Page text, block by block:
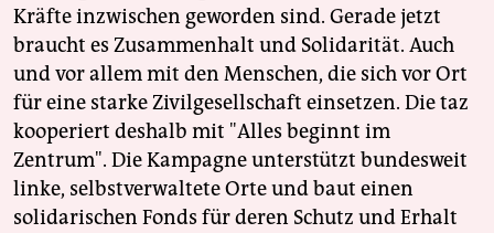
Kräfte inzwischen geworden sind. Gerade jetzt
braucht es Zusammenhalt und Solidarität. Auch
und vor allem mit den Menschen, die sich vor Ort
für eine starke Zivilgesellschaft einsetzen. Die taz
kooperiert deshalb mit "Alles beginnt im
Zentrum". Die Kampagne unterstützt bundesweit
linke, selbstverwaltete Orte und baut einen
solidarischen Fonds für deren Schutz und Erhalt